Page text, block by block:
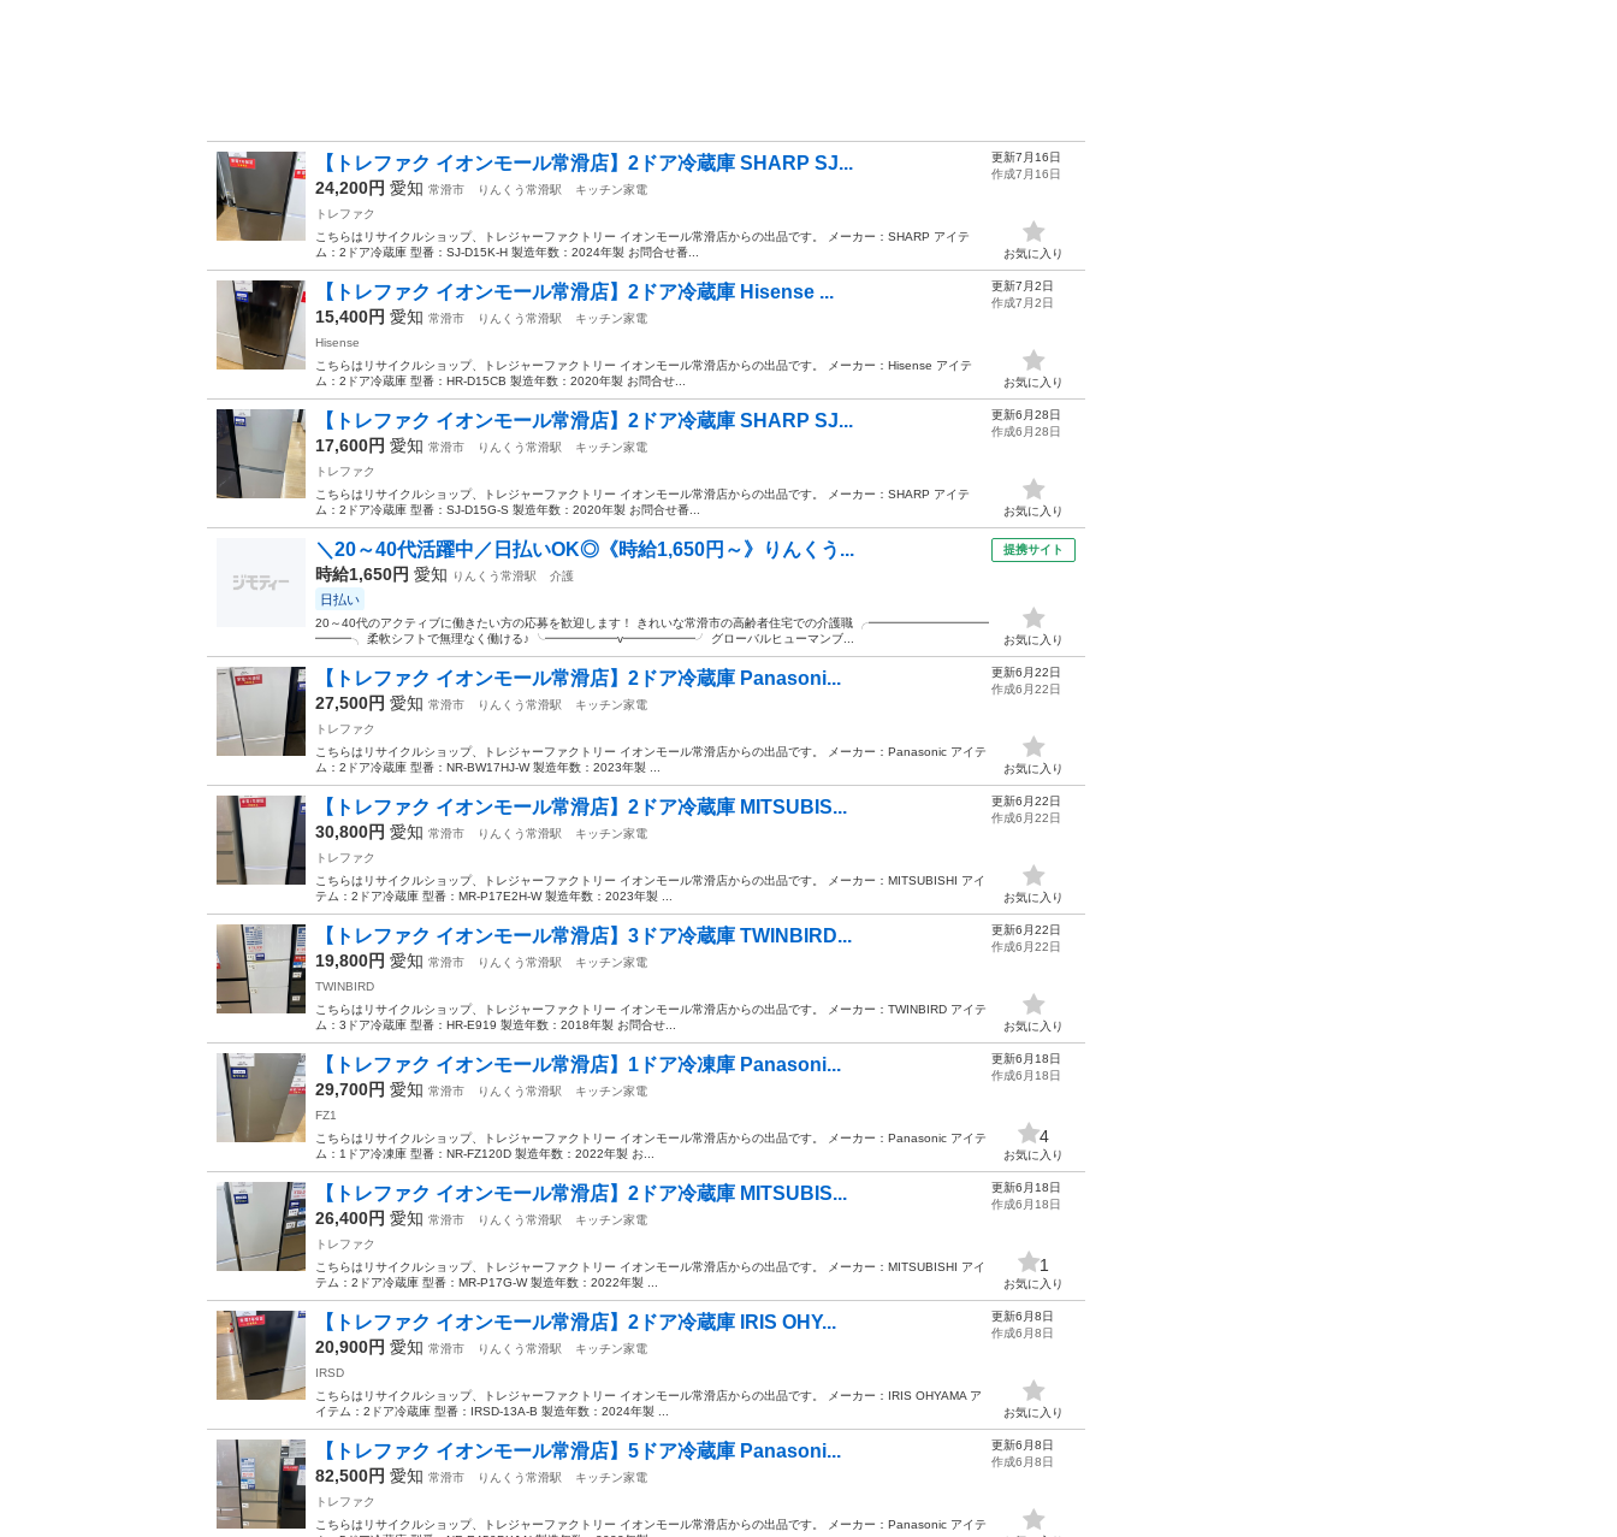
【トレファク イオンモール常滑店】2ドア冷蔵庫 SHARP SJ...
24,200円 愛知 常滑市 りんくう常滑駅
キッチン家電
トレファク
こちらはリサイクルショップ、トレジャーファクトリー イオンモール常滑店からの出品です。 メーカー：SHARP アイテ
ム：2ドア冷蔵庫 型番：SJ-D15K-H 製造年数：2024年製 お問合せ番...
更新7月16日
作成7月16日
お気に入り
【トレファク イオンモール常滑店】2ドア冷蔵庫 Hisense ...
15,400円 愛知 常滑市 りんくう常滑駅
キッチン家電
Hisense
こちらはリサイクルショップ、トレジャーファクトリー イオンモール常滑店からの出品です。 メーカー：Hisense アイテ
ム：2ドア冷蔵庫 型番：HR-D15CB 製造年数：2020年製 お問合せ...
更新7月2日
作成7月2日
お気に入り
【トレファク イオンモール常滑店】2ドア冷蔵庫 SHARP SJ...
17,600円 愛知 常滑市 りんくう常滑駅
キッチン家電
トレファク
こちらはリサイクルショップ、トレジャーファクトリー イオンモール常滑店からの出品です。 メーカー：SHARP アイテ
ム：2ドア冷蔵庫 型番：SJ-D15G-S 製造年数：2020年製 お問合せ番...
更新6月28日
作成6月28日
お気に入り
＼20～40代活躍中／日払いOK◎《時給1,650円～》りんくう...
時給1,650円 愛知 りんくう常滑駅 介護
日払い
20～40代のアクティブに働きたい方の応募を歓迎します！ きれいな常滑市の高齢者住宅での介護職 ╭━━━━━━━━━━
━━━╮ 柔軟シフトで無理なく働ける♪ ╰━━━━━━v━━━━━━╯ グローバルヒューマンブ...
提携サイト
お気に入り
【トレファク イオンモール常滑店】2ドア冷蔵庫 Panasoni...
27,500円 愛知 常滑市 りんくう常滑駅
キッチン家電
トレファク
こちらはリサイクルショップ、トレジャーファクトリー イオンモール常滑店からの出品です。 メーカー：Panasonic アイテ
ム：2ドア冷蔵庫 型番：NR-BW17HJ-W 製造年数：2023年製 ...
更新6月22日
作成6月22日
お気に入り
【トレファク イオンモール常滑店】2ドア冷蔵庫 MITSUBIS...
30,800円 愛知 常滑市 りんくう常滑駅
キッチン家電
トレファク
こちらはリサイクルショップ、トレジャーファクトリー イオンモール常滑店からの出品です。 メーカー：MITSUBISHI アイ
テム：2ドア冷蔵庫 型番：MR-P17E2H-W 製造年数：2023年製 ...
更新6月22日
作成6月22日
お気に入り
【トレファク イオンモール常滑店】3ドア冷蔵庫 TWINBIRD...
19,800円 愛知 常滑市 りんくう常滑駅
キッチン家電
TWINBIRD
こちらはリサイクルショップ、トレジャーファクトリー イオンモール常滑店からの出品です。 メーカー：TWINBIRD アイテ
ム：3ドア冷蔵庫 型番：HR-E919 製造年数：2018年製 お問合せ...
更新6月22日
作成6月22日
お気に入り
【トレファク イオンモール常滑店】1ドア冷凍庫 Panasoni...
29,700円 愛知 常滑市 りんくう常滑駅
キッチン家電
FZ1
こちらはリサイクルショップ、トレジャーファクトリー イオンモール常滑店からの出品です。 メーカー：Panasonic アイテ
ム：1ドア冷凍庫 型番：NR-FZ120D 製造年数：2022年製 お...
更新6月18日
作成6月18日
4
お気に入り
【トレファク イオンモール常滑店】2ドア冷蔵庫 MITSUBIS...
26,400円 愛知 常滑市 りんくう常滑駅
キッチン家電
トレファク
こちらはリサイクルショップ、トレジャーファクトリー イオンモール常滑店からの出品です。 メーカー：MITSUBISHI アイ
テム：2ドア冷蔵庫 型番：MR-P17G-W 製造年数：2022年製 ...
更新6月18日
作成6月18日
1
お気に入り
【トレファク イオンモール常滑店】2ドア冷蔵庫 IRIS OHY...
20,900円 愛知 常滑市 りんくう常滑駅
キッチン家電
IRSD
こちらはリサイクルショップ、トレジャーファクトリー イオンモール常滑店からの出品です。 メーカー：IRIS OHYAMA ア
イテム：2ドア冷蔵庫 型番：IRSD-13A-B 製造年数：2024年製 ...
更新6月8日
作成6月8日
お気に入り
【トレファク イオンモール常滑店】5ドア冷蔵庫 Panasoni...
82,500円 愛知 常滑市 りんくう常滑駅
キッチン家電
トレファク
こちらはリサイクルショップ、トレジャーファクトリー イオンモール常滑店からの出品です。 メーカー：Panasonic アイテ
更新6月8日
作成6月8日